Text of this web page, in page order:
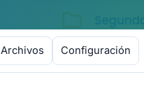
Archivos Configuración